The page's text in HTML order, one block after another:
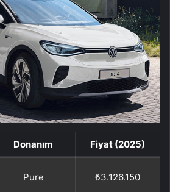
Donanım Fiyat (2025)
Pure ₺3.126.150